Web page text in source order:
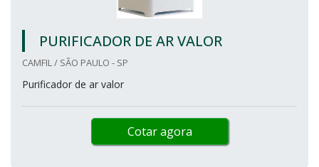
PURIFICADOR DE AR VALOR
CAMFIL / SÃO PAULO - SP
Purificador de ar valor
Cotar agora